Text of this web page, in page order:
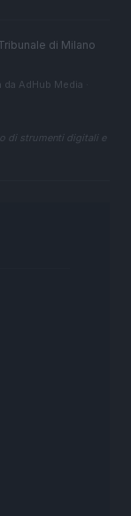
di Milano
da AdHub Media
di strumenti digitali e